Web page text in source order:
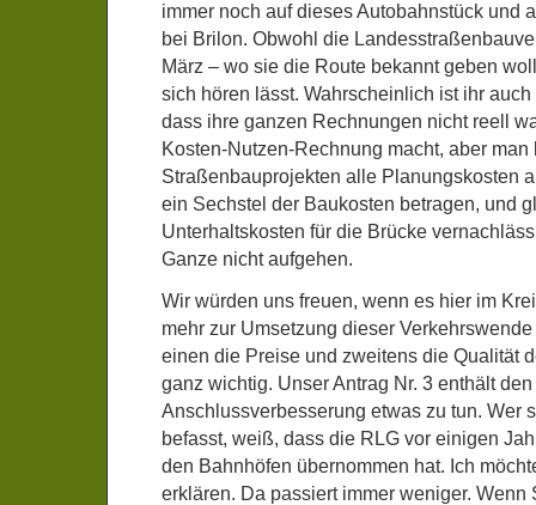
immer noch auf dieses Autobahnstück und
bei Brilon. Obwohl die
März – wo sie die Route bekannt geben
sich hören lässt. Wahrscheinlich ist ihr
dass ihre ganzen Rechnungen nicht reell
Kosten-Nutzen-Rechnung macht, aber man
Straßenbauprojekten alle Planungskosten
ein Sechstel der Baukosten betragen, und
Unterhaltskosten für die Brücke
Ganze nicht aufgehen.
Wir würden uns freuen, wenn es hier im
mehr zur Umsetzung dieser
einen die Preise und zweitens die Qualität
ganz wichtig. Unser Antrag Nr. 3 enthält
Anschlussverbesserung etwas zu tun. Wer
befasst, weiß, dass die RLG vor einigen
den Bahnhöfen übernommen hat. Ich
erklären. Da passiert immer weniger. Wenn